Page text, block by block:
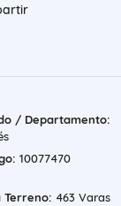
/ Departamento:
10077470
Terreno: 463 Varas